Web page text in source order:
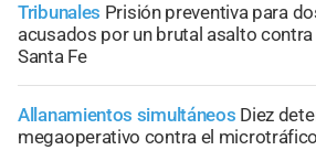
Tribunales Prisión preventiva para
acusados por un brutal asalto
Santa Fe
Allanamientos simultáneos Diez
megaoperativo contra el